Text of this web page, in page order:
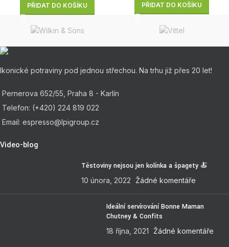
PŘIDAT DO KOŠÍKU PŘIDAT DO KOŠÍKU
Ikonické potraviny pod jednou střechou. Na trhu již přes 20 let!
Pernerova 652/55, Praha 8 - Karlín
Telefon: (+420) 224 819 022
Email: espresso@lpigroup.cz
Video-blog
Těstoviny nejsou jen kolínka a špagety 🍝
10 února, 2022 Žádné komentáře
Ideální servírování Bonne Maman
Chutney & Confits
18 října, 2021 Žádné komentáře